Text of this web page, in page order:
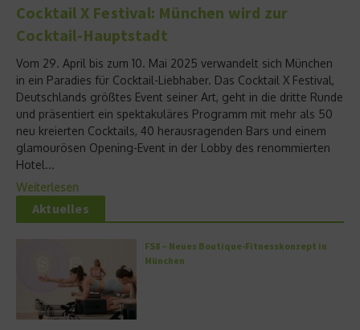
Cocktail X Festival: München wird zur
Cocktail-Hauptstadt
Vom 29. April bis zum 10. Mai 2025 verwandelt sich München
in ein Paradies für Cocktail-Liebhaber. Das Cocktail X Festival,
Deutschlands größtes Event seiner Art, geht in die dritte Runde
und präsentiert ein spektakuläres Programm mit mehr als 50
neu kreierten Cocktails, 40 herausragenden Bars und einem
glamourösen Opening-Event in der Lobby des renommierten
Hotel...
Weiterlesen
Aktuelles
FS8 – Neues Boutique-Fitnesskonzept in
München